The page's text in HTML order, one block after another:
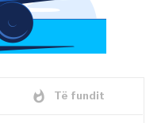
whatshot Të fundit